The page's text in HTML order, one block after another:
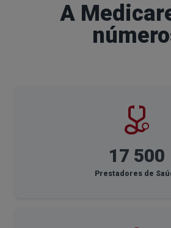
A
17 500
Prestadores de